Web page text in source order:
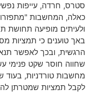
סטרס, חרדה, עייפות
כאלה, המחשבות
ולעיתים מופיעה תחושת
באך טוענים כי תמציות
הרגשית, ובכך לאפשר
שחווה חוסר שקט פנימי
מחשבות טורדניות,
לקבל תמציות שמטרתן